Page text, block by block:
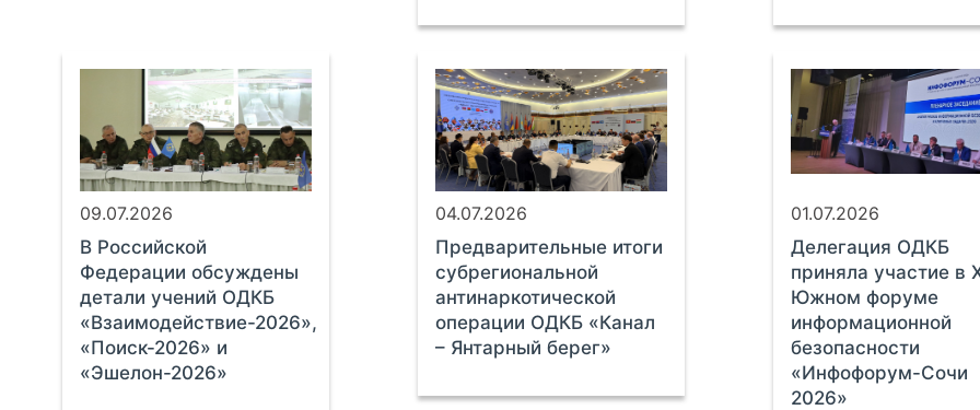
09.07.2026
В Российской
Федерации обсуждены
детали учений ОДКБ
«Взаимодействие-2026»,
«Поиск-2026» и
«Эшелон-2026»
04.07.2026
Предварительные итоги
субрегиональной
антинаркотической
операции ОДКБ «Канал
– Янтарный берег»
01.07.2026
Делегация ОДКБ
приняла участие в
Южном форуме
информационной
безопасности
«Инфофорум-Сочи
2026»